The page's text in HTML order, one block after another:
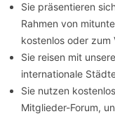
Sie präsentieren
Rahmen von
kostenlos oder zum
Sie reisen mit
internationale
Sie nutzen
Mitglieder-Forum,